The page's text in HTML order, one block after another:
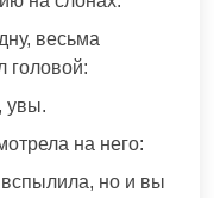
весьма
головой:
увы.
на него:
но и вы